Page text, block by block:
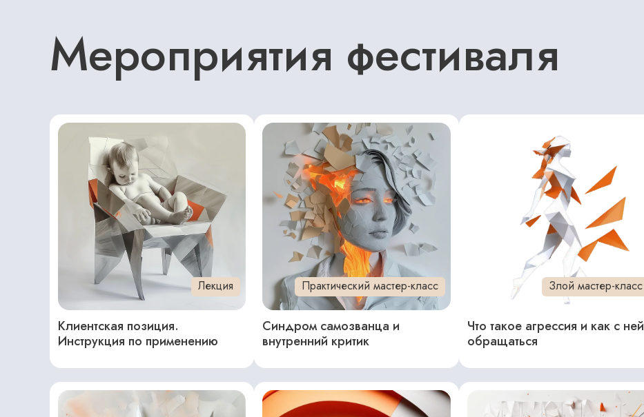
Мероприятия фестиваля
Лекция
Клиентская позиция.
Инструкция по применению
Практический мастер-класс
Синдром самозванца и
внутренний критик
Злой мастер-класс
Что такое агрессия и как с ней
обращаться